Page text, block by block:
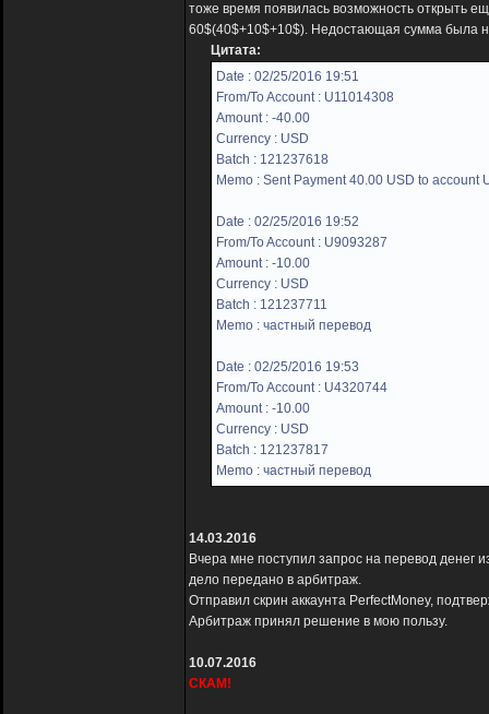
тоже время появилась возможность открыть
60$(40$+10$+10$). Недостающая сумма была
Цитата:
Date : 02/25/2016 19:51
From/To Account : U11014308
Amount : -40.00
Currency : USD
Batch : 121237618
Memo : Sent Payment 40.00 USD to account
Date : 02/25/2016 19:52
From/To Account : U9093287
Amount : -10.00
Currency : USD
Batch : 121237711
Memo : частный перевод
Date : 02/25/2016 19:53
From/To Account : U4320744
Amount : -10.00
Currency : USD
Batch : 121237817
Memo : частный перевод
14.03.2016
Вчера мне поступил запрос на перевод денег
дело передано в арбитраж.
Отправил скрин аккаунта PerfectMoney,
Арбитраж принял решение в мою пользу.
10.07.2016
СКАМ!